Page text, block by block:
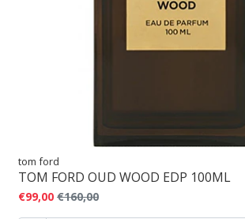
tom ford
TOM FORD OUD WOOD EDP 100ML
€99,00 €160,00